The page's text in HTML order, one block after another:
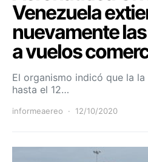
Venezuela
nuevamente
a vuelos
El organismo indicó que la
hasta el 12…
informeaereo 12/10/2020